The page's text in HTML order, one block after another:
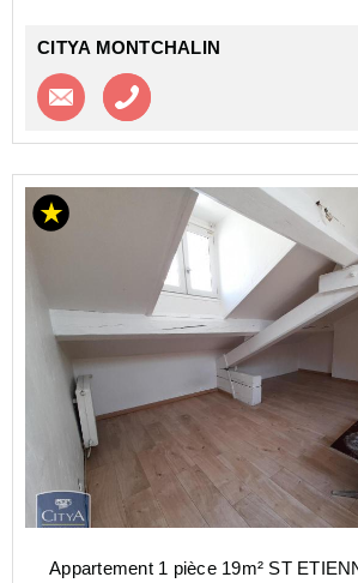
CITYA MONTCHALIN
Contacter l'agence
Appartement 1 pièce 19m² ST